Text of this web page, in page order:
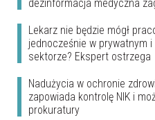
dezinformacja medyczna
Lekarz nie będzie mógł
jednocześnie w prywatnym
sektorze? Ekspert ostrzega
Nadużycia w ochronie
zapowiada kontrolę NIK i
prokuratury